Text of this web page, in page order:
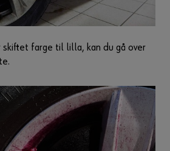
skiftet farge til lilla, kan du gå over